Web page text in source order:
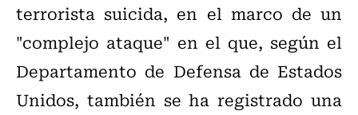
terrorista suicida, en el marco de un
"complejo ataque" en el que, según el
Departamento de Defensa de Estados
Unidos, también se ha registrado una